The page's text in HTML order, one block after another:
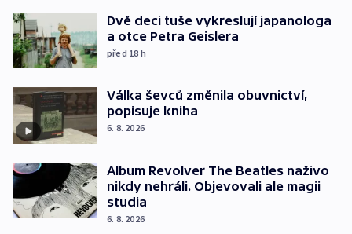
Dvě deci tuše vykreslují japanologa
a otce Petra Geislera
před 18 h
Válka ševců změnila obuvnictví,
popisuje kniha
6. 8. 2026
Album Revolver The Beatles naživo
nikdy nehráli. Objevovali ale magii
studia
6. 8. 2026